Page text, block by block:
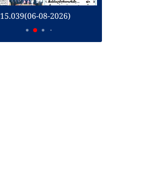
15.039(06-08-2026)